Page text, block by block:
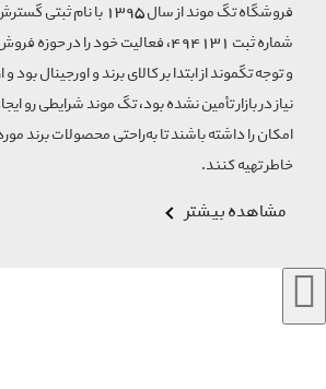
فروشگاه تگ موند از سال 1395 با نام
شماره ثبت 494131، فعالیت خود را در حوزه
و توجه تگموند از ابتدا بر کالای برند و اورجینال بود و از
نیاز در بازار تأمین نشده بود، تگ موند شرایطی رو
امکان را داشته باشند تا به‌راحتی محصولات برند
خاطر تهیه کنند.
مشاهده بیشتر